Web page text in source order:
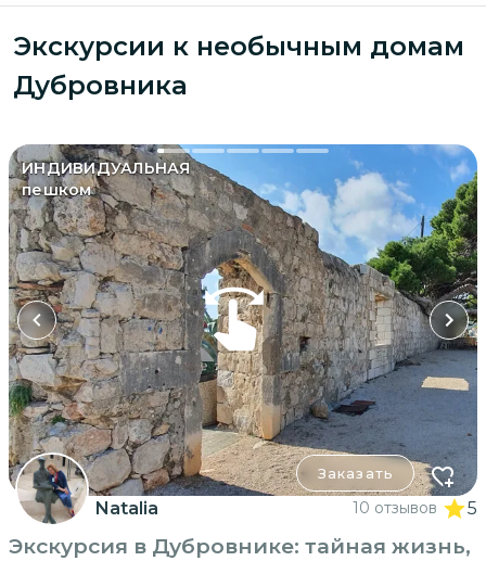
Экскурсии к необычным домам
Дубровника
ИНДИВИДУАЛЬНАЯ
пешком
Заказать
Natalia 10 отзывов 5
Экскурсия в Дубровнике: тайная жизнь,